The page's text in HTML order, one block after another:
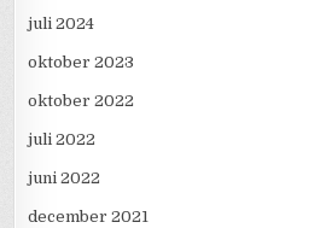
juli 2024
oktober 2023
oktober 2022
juli 2022
juni 2022
december 2021